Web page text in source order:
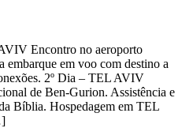
Encontro no aeroporto
embarque em voo com destino a
2º Dia – TEL AVIV
de Ben-Gurion. Assistência e
Bíblia. Hospedagem em TEL